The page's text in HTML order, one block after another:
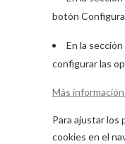
botón
En la
configurar las
Más
Para ajustar los
cookies en el